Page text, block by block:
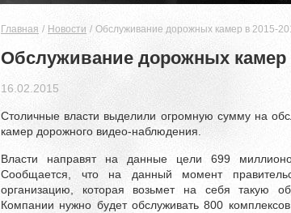
Главная Новости Обслуживание дорожных камер в 2015-
Обслуживание дорожных камер
16.02.2015
Столичные власти выделили огромную сумму на
камер дорожного видео-наблюдения.
Власти направят на данные цели 699
Сообщается, что на данный момент
организацию, которая возьмет на себя такую
Компании нужно будет обслуживать 800